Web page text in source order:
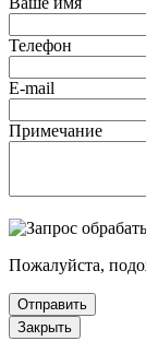
Телефон
E-mail
Примечание
Пожалуйста,
Отправить
Закрыть